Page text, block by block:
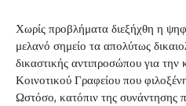
Χωρίς προβλήματα διεξήχθη η
μελανό σημείο τα απολύτως
δικαστικής αντιπροσώπου για
Κοινοτικού Γραφείου που
Ωστόσο, κατόπιν της συνάντησης